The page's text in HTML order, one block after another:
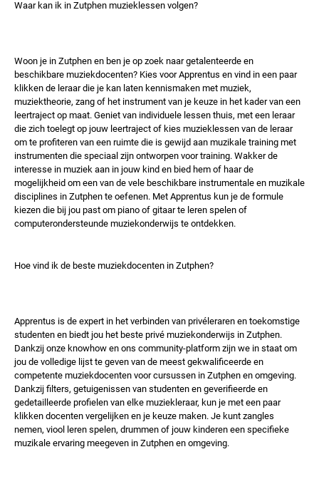
Waar kan ik in Zutphen muzieklessen volgen?
Woon je in Zutphen en ben je op zoek naar getalenteerde en
beschikbare muziekdocenten? Kies voor Apprentus en vind in een paar
klikken de leraar die je kan laten kennismaken met muziek,
muziektheorie, zang of het instrument van je keuze in het kader van een
leertraject op maat. Geniet van individuele lessen thuis, met een leraar
die zich toelegt op jouw leertraject of kies muzieklessen van de leraar
om te profiteren van een ruimte die is gewijd aan muzikale training met
instrumenten die speciaal zijn ontworpen voor training. Wakker de
interesse in muziek aan in jouw kind en bied hem of haar de
mogelijkheid om een ​​van de vele beschikbare instrumentale en muzikale
disciplines in Zutphen te oefenen. Met Apprentus kun je de formule
kiezen die bij jou past om piano of gitaar te leren spelen of
computerondersteunde muziekonderwijs te ontdekken.
Hoe vind ik de beste muziekdocenten in Zutphen?
Apprentus is de expert in het verbinden van privéleraren en toekomstige
studenten en biedt jou het beste privé muziekonderwijs in Zutphen.
Dankzij onze knowhow en ons community-platform zijn we in staat om
jou de volledige lijst te geven van de meest gekwalificeerde en
competente muziekdocenten voor cursussen in Zutphen en omgeving.
Dankzij filters, getuigenissen van studenten en geverifieerde en
gedetailleerde profielen van elke muziekleraar, kun je met een paar
klikken docenten vergelijken en je keuze maken. Je kunt zangles
nemen, viool leren spelen, drummen of jouw kinderen een specifieke
muzikale ervaring meegeven in Zutphen en omgeving.